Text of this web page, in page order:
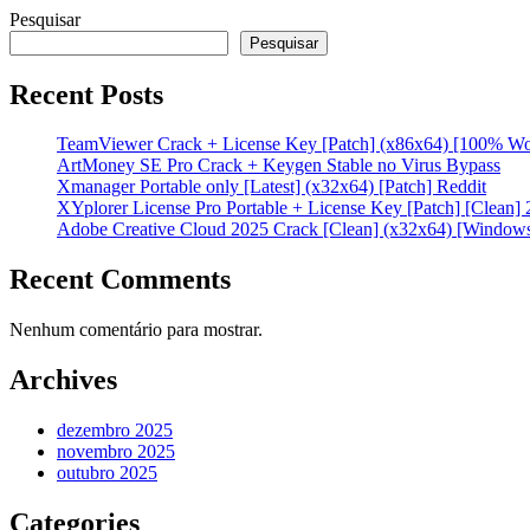
Pesquisar
Pesquisar
Recent Posts
TeamViewer Crack + License Key [Patch] (x86x64) [100%
ArtMoney SE Pro Crack + Keygen Stable no Virus Bypass
Xmanager Portable only [Latest] (x32x64) [Patch] Reddit
XYplorer License Pro Portable + License Key [Patch] [Clean]
Adobe Creative Cloud 2025 Crack [Clean] (x32x64)
Recent Comments
Nenhum comentário para mostrar.
Archives
dezembro 2025
novembro 2025
outubro 2025
Categories